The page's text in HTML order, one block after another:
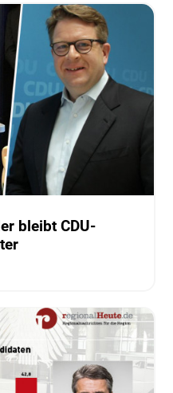
bleibt CDU-